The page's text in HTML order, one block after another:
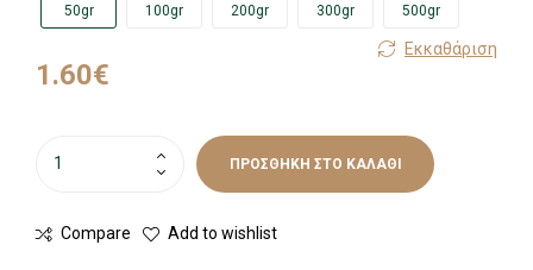
50gr 100gr 200gr 300gr 500gr
Εκκαθάριση
1.60€
ΠΡΟΣΘΉΚΗ ΣΤΟ ΚΑΛΆΘΙ
Compare Add to wishlist